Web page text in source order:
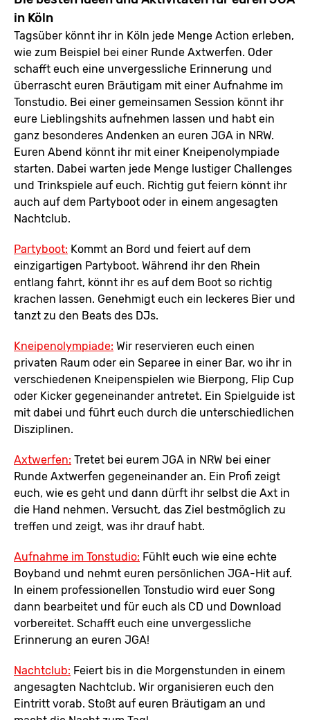
in Köln
Tagsüber könnt ihr in Köln jede Menge Action erleben,
wie zum Beispiel bei einer Runde Axtwerfen. Oder
schafft euch eine unvergessliche Erinnerung und
überrascht euren Bräutigam mit einer Aufnahme im
Tonstudio. Bei einer gemeinsamen Session könnt ihr
eure Lieblingshits aufnehmen lassen und habt ein
ganz besonderes Andenken an euren JGA in NRW.
Euren Abend könnt ihr mit einer Kneipenolympiade
starten. Dabei warten jede Menge lustiger Challenges
und Trinkspiele auf euch. Richtig gut feiern könnt ihr
auch auf dem Partyboot oder in einem angesagten
Nachtclub.
Partyboot: Kommt an Bord und feiert auf dem
einzigartigen Partyboot. Während ihr den Rhein
entlang fahrt, könnt ihr es auf dem Boot so richtig
krachen lassen. Genehmigt euch ein leckeres Bier und
tanzt zu den Beats des DJs.
Kneipenolympiade: Wir reservieren euch einen
privaten Raum oder ein Separee in einer Bar, wo ihr in
verschiedenen Kneipenspielen wie Bierpong, Flip Cup
oder Kicker gegeneinander antretet. Ein Spielguide ist
mit dabei und führt euch durch die unterschiedlichen
Disziplinen.
Axtwerfen: Tretet bei eurem JGA in NRW bei einer
Runde Axtwerfen gegeneinander an. Ein Profi zeigt
euch, wie es geht und dann dürft ihr selbst die Axt in
die Hand nehmen. Versucht, das Ziel bestmöglich zu
treffen und zeigt, was ihr drauf habt.
Aufnahme im Tonstudio: Fühlt euch wie eine echte
Boyband und nehmt euren persönlichen JGA-Hit auf.
In einem professionellen Tonstudio wird euer Song
dann bearbeitet und für euch als CD und Download
vorbereitet. Schafft euch eine unvergessliche
Erinnerung an euren JGA!
Nachtclub: Feiert bis in die Morgenstunden in einem
angesagten Nachtclub. Wir organisieren euch den
Eintritt vorab. Stoßt auf euren Bräutigam an und